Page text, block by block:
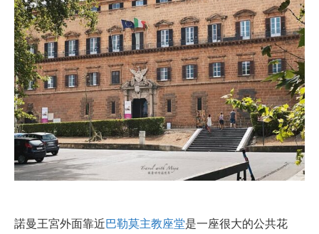
諾曼王宮外面靠近巴勒莫主教座堂是一座很大的公共花